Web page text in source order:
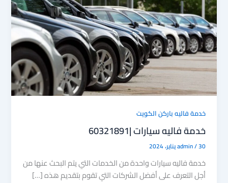
خدمة فاليه باركن الكويت
خدمة فاليه سيارات |60321891
admin/30 يناير، 2024
خدمة فاليه سيارات واحدة من الخدمات التي يتم البحث عنها من
أجل التعرف على أفضل الشركات التي تقوم بتقديم هذه […]